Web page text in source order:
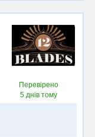
Перевірено
5 днів тому